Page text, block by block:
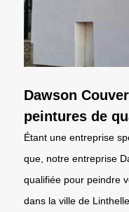
Dawson
peintures de
Étant une entreprise
que, notre entreprise
qualifiée pour peindre
dans la ville de